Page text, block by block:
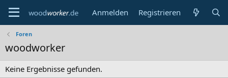
Anmelden Registrieren
Foren
woodworker
Keine Ergebnisse gefunden.